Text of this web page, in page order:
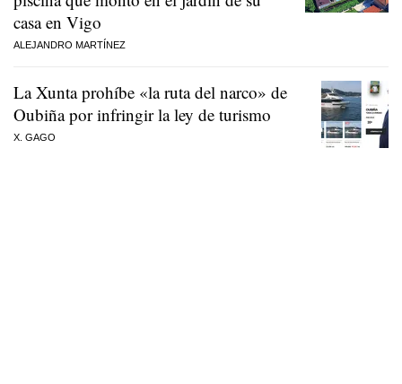
casa en Vigo
ALEJANDRO MARTÍNEZ
La Xunta prohíbe «la ruta del narco» de
Oubiña por infringir la ley de turismo
X. GAGO